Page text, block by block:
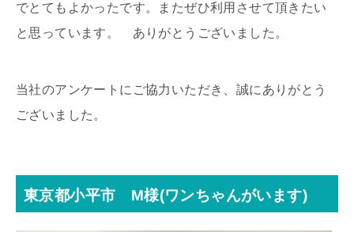
でとてもよかったです。またぜひ利用させて頂きたい
と思っています。 ありがとうございました。
当社のアンケートにご協力いただき、誠にありがとう
ございました。
東京都小平市 M様(ワンちゃんがいます)